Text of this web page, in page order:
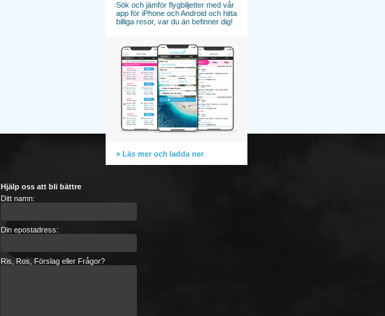
Sök och jämför flygbiljetter med vår
app för iPhone och Android och hitta
billiga resor, var du än befinner dig!
» Läs mer och ladda ner
Hjälp oss att bli bättre
Ditt namn:
Din epostadress:
Ris, Ros, Förslag eller Frågor?